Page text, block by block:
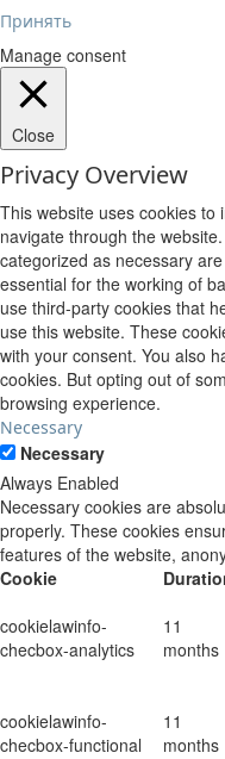
Принять
Manage consent
Close
Privacy Overview
This website uses cookies to
navigate through the
categorized as necessary
essential for the working of
use third-party cookies that
use this website. These
with your consent. You also
cookies. But opting out of
browsing experience.
Necessary
Necessary
Always Enabled
Necessary cookies are
properly. These cookies
features of the website,
Cookie
cookielawinfo-
checbox-analytics
11
months
cookielawinfo-
checbox-functional
11
months